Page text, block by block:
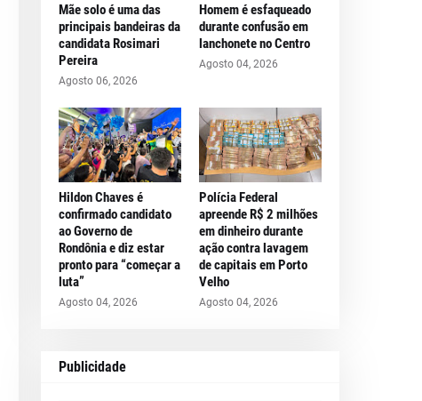
Mãe solo é uma das
principais bandeiras da
candidata Rosimari
Pereira
Agosto 06, 2026
Homem é esfaqueado
durante confusão em
lanchonete no Centro
Agosto 04, 2026
Hildon Chaves é
confirmado candidato
ao Governo de
Rondônia e diz estar
pronto para “começar a
luta”
Agosto 04, 2026
Polícia Federal
apreende R$ 2 milhões
em dinheiro durante
ação contra lavagem
de capitais em Porto
Velho
Agosto 04, 2026
Publicidade